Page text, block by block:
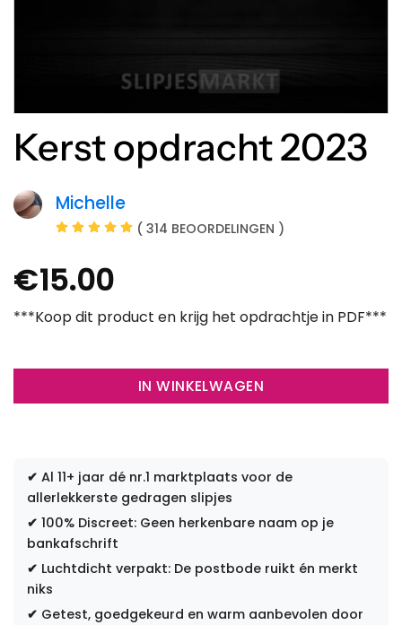
Kerst opdracht 2023
Michelle
( 314 BEOORDELINGEN )
€15.00
***Koop dit product en krijg het opdrachtje in PDF***
IN WINKELWAGEN
✔ Al 11+ jaar dé nr.1 marktplaats voor de
allerlekkerste gedragen slipjes
✔ 100% Discreet: Geen herkenbare naam op je
bankafschrift
✔ Luchtdicht verpakt: De postbode ruikt én merkt
niks
✔ Getest, goedgekeurd en warm aanbevolen door